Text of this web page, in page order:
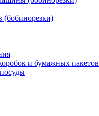
(бобинорезки)
и бумажных пакетов